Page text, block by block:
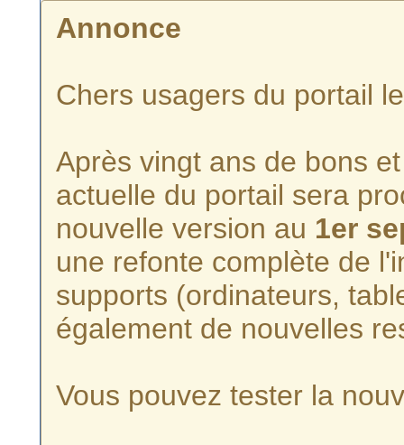
Annonce
Chers usagers du portail
Après vingt ans de bons
actuelle du portail sera
nouvelle version au 1er
une refonte complète de
supports (ordinateurs,
également de nouvelles
Vous pouvez tester la